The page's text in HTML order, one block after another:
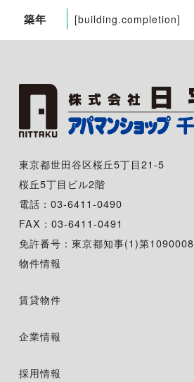
築年 [building.completion]
東京都世田谷区桜丘5丁目21-5
桜丘5丁目ビル2階
電話：03-6411-0490
FAX：03-6411-0491
免許番号：東京都知事(1)第1090008
物件情報
賃貸物件
企業情報
採用情報